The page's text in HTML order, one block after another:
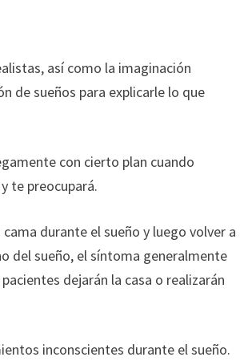
así como la imaginación
de sueños para explicarle lo que
con cierto plan cuando
te preocupará.
durante el sueño y luego volver a
del sueño, el síntoma generalmente
dejarán la casa o realizarán
inconscientes durante el sueño.